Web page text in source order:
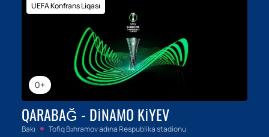
0+
UEFA Konfrans Liqası
QARABAĞ - DINAMO KIYEV
Bakı Tofiq Bəhramov adına Respublika stadionu